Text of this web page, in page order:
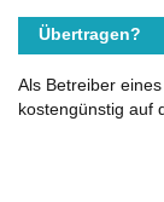
Übertragen?
Als Betreiber
kostengünstig auf